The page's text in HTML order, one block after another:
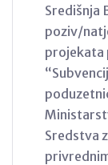
Središnja
poziv/
projekata
Sredstva